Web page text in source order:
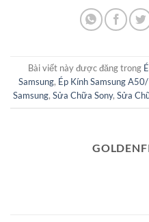
Bài viết này được đăng trong
Samsung, Ép Kính Samsung
Samsung, Sửa Chữa Sony, Sửa